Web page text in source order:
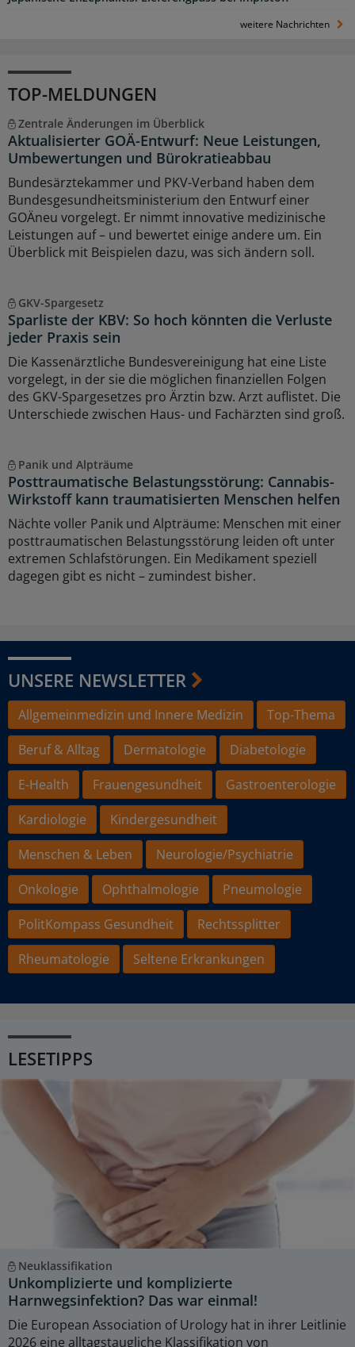
weitere Nachrichten
TOP-MELDUNGEN
Zentrale Änderungen im Überblick
Aktualisierter GOÄ-Entwurf: Neue Leistungen,
Umbewertungen und Bürokratieabbau
Bundesärztekammer und PKV-Verband haben dem
Bundesgesundheitsministerium den Entwurf einer
GOÄneu vorgelegt. Er nimmt innovative medizinische
Leistungen auf – und bewertet einige andere um. Ein
Überblick mit Beispielen dazu, was sich ändern soll.
GKV-Spargesetz
Sparliste der KBV: So hoch könnten die Verluste
jeder Praxis sein
Die Kassenärztliche Bundesvereinigung hat eine Liste
vorgelegt, in der sie die möglichen finanziellen Folgen
des GKV-Spargesetzes pro Ärztin bzw. Arzt auflistet. Die
Unterschiede zwischen Haus- und Fachärzten sind groß.
Panik und Alpträume
Posttraumatische Belastungsstörung: Cannabis-
Wirkstoff kann traumatisierten Menschen helfen
Nächte voller Panik und Alpträume: Menschen mit einer
posttraumatischen Belastungsstörung leiden oft unter
extremen Schlafstörungen. Ein Medikament speziell
dagegen gibt es nicht – zumindest bisher.
UNSERE NEWSLETTER
Allgemeinmedizin und Innere Medizin
Top-Thema
Beruf & Alltag
Dermatologie
Diabetologie
E-Health
Frauengesundheit
Gastroenterologie
Kardiologie
Kindergesundheit
Menschen & Leben
Neurologie/Psychiatrie
Onkologie
Ophthalmologie
Pneumologie
PolitKompass Gesundheit
Rechtssplitter
Rheumatologie
Seltene Erkrankungen
LESETIPPS
Neuklassifikation
Unkomplizierte und komplizierte
Harnwegsinfektion? Das war einmal!
Die European Association of Urology hat in ihrer Leitlinie
2026 eine alltagstaugliche Klassifikation von